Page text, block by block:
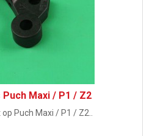
Maxi / P1 / Z2
Puch Maxi / P1 / Z2..